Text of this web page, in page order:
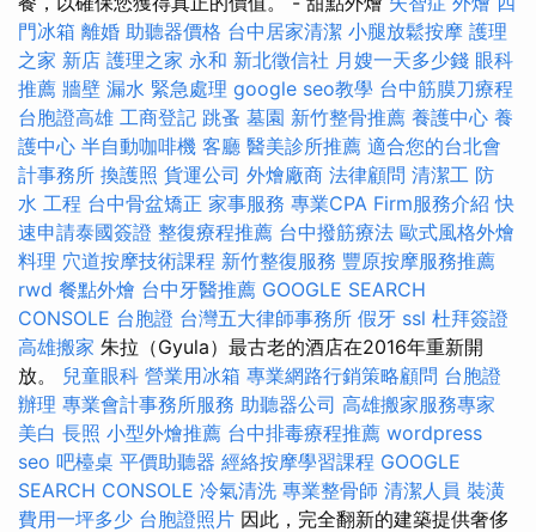
門冰箱 離婚 助聽器價格 台中居家清潔 小腿放鬆按摩 護理
之家 新店 護理之家 永和 新北徵信社 月嫂一天多少錢 眼科
推薦 牆壁 漏水 緊急處理 google seo教學 台中筋膜刀療程
台胞證高雄 工商登記 跳蚤 墓園 新竹整骨推薦 養護中心 養
護中心 半自動咖啡機 客廳 醫美診所推薦 適合您的台北會
計事務所 換護照 貨運公司 外燴廠商 法律顧問 清潔工 防
水 工程 台中骨盆矯正 家事服務 專業CPA Firm服務介紹 快
速申請泰國簽證 整復療程推薦 台中撥筋療法 歐式風格外燴
料理 穴道按摩技術課程 新竹整復服務 豐原按摩服務推薦
rwd 餐點外燴 台中牙醫推薦 GOOGLE SEARCH
CONSOLE 台胞證 台灣五大律師事務所 假牙 ssl 杜拜簽證
高雄搬家 朱拉（Gyula）最古老的酒店在2016年重新開
放。 兒童眼科 營業用冰箱 專業網路行銷策略顧問 台胞證
辦理 專業會計事務所服務 助聽器公司 高雄搬家服務專家
美白 長照 小型外燴推薦 台中排毒療程推薦 wordpress
seo 吧檯桌 平價助聽器 經絡按摩學習課程 GOOGLE
SEARCH CONSOLE 冷氣清洗 專業整骨師 清潔人員 裝潢
費用一坪多少 台胞證照片 因此，完全翻新的建築提供奢侈